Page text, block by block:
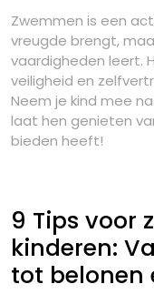
Zwemmen is een
vreugde brengt,
vaardigheden leert.
veiligheid en
Neem je kind mee
laat hen genieten
bieden heeft!
9 Tips voor
kinderen:
tot belonen